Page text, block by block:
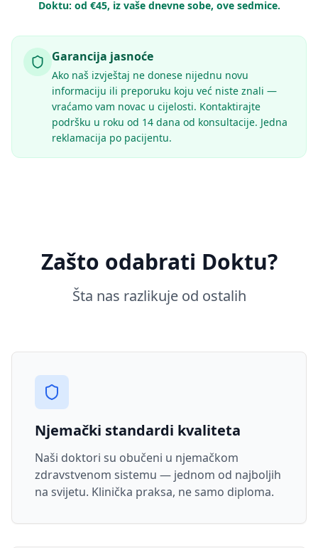
Doktu: od €45, iz vaše dnevne sobe, ove sedmice.
Garancija jasnoće
Ako naš izvještaj ne donese nijednu novu
informaciju ili preporuku koju već niste znali —
vraćamo vam novac u cijelosti. Kontaktirajte
podršku u roku od 14 dana od konsultacije. Jedna
reklamacija po pacijentu.
Zašto odabrati Doktu?
Šta nas razlikuje od ostalih
Njemački standardi kvaliteta
Naši doktori su obučeni u njemačkom
zdravstvenom sistemu — jednom od najboljih
na svijetu. Klinička praksa, ne samo diploma.